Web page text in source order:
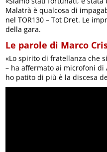
Malatrà è qualcosa di
nel TOR130 – Tot Dret. Le
della gara.
Le parole di Marco
«Lo spirito di fratellanza che
– ha affermato ai microfoni di
ho patito di più è la discesa